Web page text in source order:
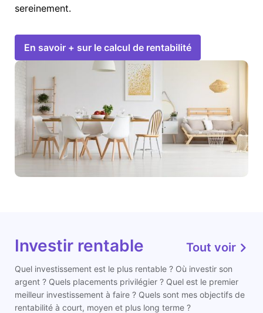
sereinement.
En savoir + sur le calcul de rentabilité
Investir rentable Tout voir
Quel investissement est le plus rentable ? Où investir son
argent ? Quels placements privilégier ? Quel est le premier
meilleur investissement à faire ? Quels sont mes objectifs de
rentabilité à court, moyen et plus long terme ?